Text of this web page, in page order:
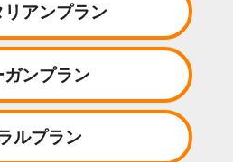
アンプラン
ガンプラン
ルプラン